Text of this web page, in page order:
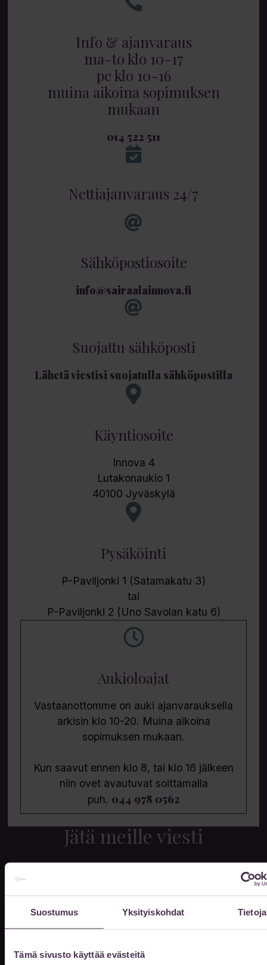
Suostumus Yksityiskohdat Tietoja
Tämä sivusto käyttää evästeitä
Info & ajanvaraus
ma-to klo 10-17
pe klo 10-16
muina aikoina sopimuksen
mukaan
014 522 511
Nettiajanvaraus 24/7
Sähköpostiosoite
info@sairaalainnova.fi
Suojattu sähköposti
Lähetä viestisi suojatulla sähköpostilla
Käyntiosoite
Innova 4
Lutakonaukio 1
40100 Jyväskylä
Pysäköinti
P-Paviljonki 1 (Satamakatu 3)
tai
P-Paviljonki 2 (Uno Savolan katu 6)
Aukioloajat
Vastaanottomme on auki ajanvarauksella
arkisin klo 10-20. Muina aikoina
sopimuksen mukaan.
Kun saavut ennen klo 8, tai klo 16 jälkeen
niin ovet avautuvat soittamalla
puh. 044 978 0562
Jätä meille viesti
Sukunimi